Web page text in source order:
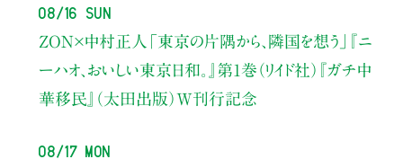
08/16 Sun
ZON×中村正人 「東京の片隅から、隣国を想う」
『ニ
ーハオ、おいしい東京日和。』第1巻（リイド社）
『ガチ中
華移民』（太田出版）W刊行記念
08/17 Mon